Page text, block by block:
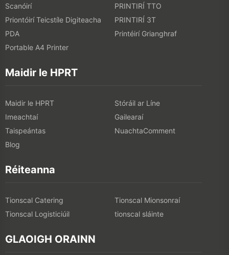
Scanóirí
PRINTIRÍ TTO
Priontóirí Teicstíle Digiteacha
PRINTIRÍ 3T
PDA
Printéirí Grianghraf
Portable A4 Printer
Maidir le HPRT
Maidir le HPRT
Stóráil ar Líne
Imeachtaí
Gailearaí
Taispeántas
NuachtaComment
Blog
Réiteanna
Tionscal Catering
Tionscal Mionsonraí
Tionscal Logisticiúil
tionscal sláinte
GLAOIGH ORAINN